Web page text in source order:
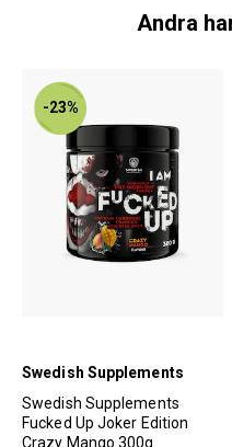
Andra
-23%
Swedish Supplements
Swedish Supplements
Fucked Up Joker Edition
Crazy Mango 300g